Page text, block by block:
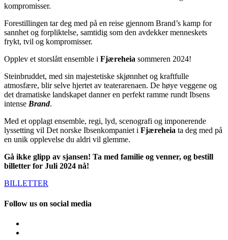
kompromisser.
Forestillingen tar deg med på en reise gjennom Brand’s kamp for
sannhet og forpliktelse, samtidig som den avdekker menneskets
frykt, tvil og kompromisser.
Opplev et storslått ensemble i Fjæreheia sommeren 2024!
Steinbruddet, med sin majestetiske skjønnhet og kraftfulle
atmosfære, blir selve hjertet av teaterarenaen. De høye veggene og
det dramatiske landskapet danner en perfekt ramme rundt Ibsens
intense Brand.
Med et opplagt ensemble, regi, lyd, scenografi og imponerende
lyssetting vil Det norske Ibsenkompaniet i Fjæreheia ta deg med på
en unik opplevelse du aldri vil glemme.
Gå ikke glipp av sjansen! Ta med familie og venner, og bestill
billetter for Juli 2024 nå!
BILLETTER
Follow us on social media